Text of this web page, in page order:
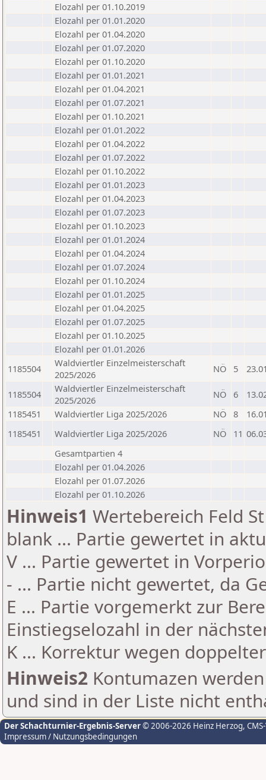
Elozahl per 01.10.2019
Elozahl per 01.01.2020
Elozahl per 01.04.2020
Elozahl per 01.07.2020
Elozahl per 01.10.2020
Elozahl per 01.01.2021
Elozahl per 01.04.2021
Elozahl per 01.07.2021
Elozahl per 01.10.2021
Elozahl per 01.01.2022
Elozahl per 01.04.2022
Elozahl per 01.07.2022
Elozahl per 01.10.2022
Elozahl per 01.01.2023
Elozahl per 01.04.2023
Elozahl per 01.07.2023
Elozahl per 01.10.2023
Elozahl per 01.01.2024
Elozahl per 01.04.2024
Elozahl per 01.07.2024
Elozahl per 01.10.2024
Elozahl per 01.01.2025
Elozahl per 01.04.2025
Elozahl per 01.07.2025
Elozahl per 01.10.2025
Elozahl per 01.01.2026
1185504
Waldviertler Einzelmeisterschaft
2025/2026
NÖ 5
1185504
Waldviertler Einzelmeisterschaft
2025/2026
NÖ 6
1185451
Waldviertler Liga 2025/2026 NÖ 8
1185451
Waldviertler Liga 2025/2026 NÖ 11
Gesamtpartien 4
Elozahl per 01.04.2026
Elozahl per 01.07.2026
Elozahl per 01.10.2026
Hinweis1 Wertebereich Feld
blank ... Partie gewertet in
V ... Partie gewertet in
- ... Partie nicht gewertet, da
E ... Partie vorgemerkt zur
Einstiegselozahl in der
K ... Korrektur wegen
Hinweis2 Kontumazen
und sind in der Liste nicht
Der Schachturnier-Ergebnis-Server© 2006-2026 Heinz Herzog,
Impressum / Nutzungsbedingungen